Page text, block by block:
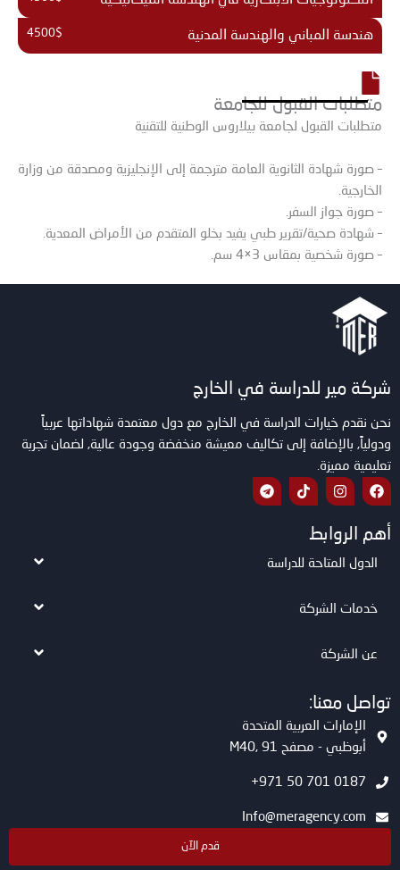
متطلبات القبول للجامعة
متطلبات القبول لجامعة بيلاروس الوطنية للتقنية
– صورة شهادة الثانوية العامة مترجمة إلى الإنجليزية ومصدقة من وزارة
الخارجية.
– صورة جواز السفر.
– شهادة صحية/تقرير طبي يفيد بخلو المتقدم من الأمراض المعدية.
– صورة شخصية بمقاس 3×4 سم.
هندسة المباني والهندسة المدنية 4500$
شركة مير للدراسة في الخارج
نحن نقدم خيارات الدراسة في الخارج مع دول معتمدة شهاداتها عربياً
ودولياً, بالإضافة إلى تكاليف معيشة منخفضة وجودة عالية, لضمان تجربة
تعليمية مميزة.
أهم الروابط
الدول المتاحة للدراسة
خدمات الشركة
عن الشركة
تواصل معنا:
الإمارات العربية المتحدة
أبوظبي - مصفح M40, 91
0187 701 50 971+
Info@meragency.com
قدم الآن